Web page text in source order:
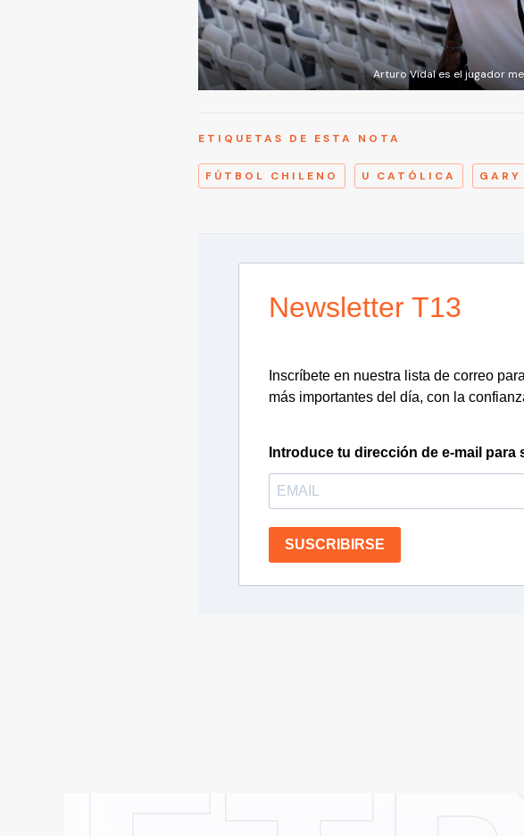
Arturo Vidal es el jugador
ETIQUETAS DE ESTA NOTA
FÚTBOL CHILENO U CATÓLICA GARY
Newsletter T13
Inscríbete en nuestra lista de correo
más importantes del día, con la
Introduce tu dirección de e-mail para
SUSCRIBIRSE